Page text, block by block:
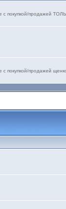
с покупкой/продажей
покупкой/продажей